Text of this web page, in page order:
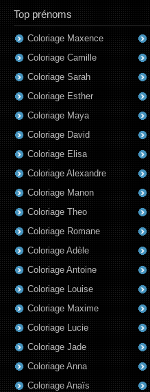
Top prénoms
Coloriage Maxence
Coloriage Camille
Coloriage Sarah
Coloriage Esther
Coloriage Maya
Coloriage David
Coloriage Elisa
Coloriage Alexandre
Coloriage Manon
Coloriage Theo
Coloriage Romane
Coloriage Adèle
Coloriage Antoine
Coloriage Louise
Coloriage Maxime
Coloriage Lucie
Coloriage Jade
Coloriage Anna
Coloriage Anaïs